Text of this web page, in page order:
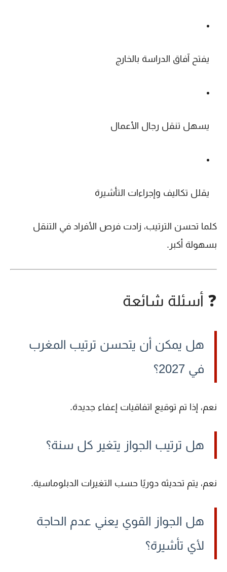
يفتح آفاق الدراسة بالخارج
يسهل تنقل رجال الأعمال
يقلل تكاليف وإجراءات التأشيرة
كلما تحسن الترتيب، زادت فرص الأفراد في التنقل
بسهولة أكبر.
❓ أسئلة شائعة
هل يمكن أن يتحسن ترتيب المغرب
في 2027؟
نعم، إذا تم توقيع اتفاقيات إعفاء جديدة.
هل ترتيب الجواز يتغير كل سنة؟
نعم، يتم تحديثه دوريًا حسب التغيرات الدبلوماسية.
هل الجواز القوي يعني عدم الحاجة
لأي تأشيرة؟